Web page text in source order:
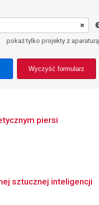
pokaż tylko projekty z aparaturą
Wyczyść formularz
piersi
sztucznej inteligencji